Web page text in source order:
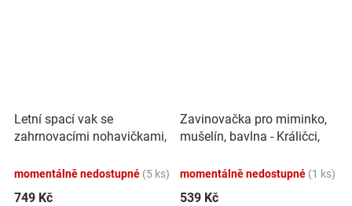
Letní spací vak se
zahrnovacími nohavičkami,
potiskem, M
momentálně nedostupné (5 ks)
749 Kč
Zavinovačka pro miminko,
mušelín, bavlna - Králičci,
momentálně nedostupné (1 ks)
539 Kč